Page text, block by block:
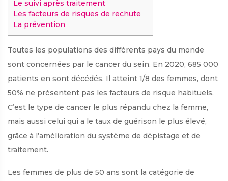
Le suivi après traitement
Les facteurs de risques de rechute
La prévention
Toutes les populations des différents pays du monde
sont concernées par le cancer du sein. En 2020, 685 000
patients en sont décédés. Il atteint 1/8 des femmes, dont
50% ne présentent pas les facteurs de risque habituels.
C’est le type de cancer le plus répandu chez la femme,
mais aussi celui qui a le taux de guérison le plus élevé,
grâce à l’amélioration du système de dépistage et de
traitement.
Les femmes de plus de 50 ans sont la catégorie de